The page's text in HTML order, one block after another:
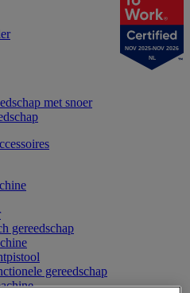
met snoer
gereedschap
gereedschap
NOV 2025-NOV 2026
NL